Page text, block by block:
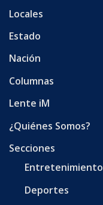
Locales
Estado
Nación
Columnas
Lente iM
¿Quiénes Somos?
Secciones
Entretenimiento
Deportes